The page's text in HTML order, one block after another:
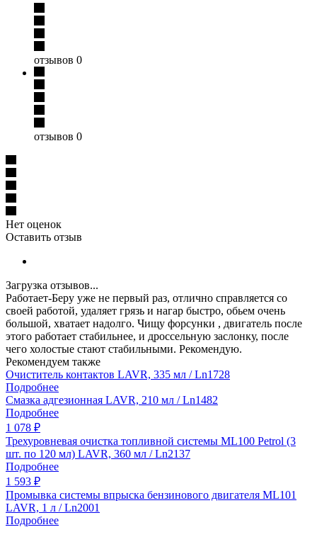
отзывов 0
отзывов 0
Нет оценок
Оставить отзыв
Загрузка отзывов...
Работает-Беру уже не первый раз, отлично справляется со
своей работой, удаляет грязь и нагар быстро, обьем очень
большой, хватает надолго. Чищу форсунки , двигатель после
этого работает стабильнее, и дроссельную заслонку, после
чего холостые стают стабильными. Рекомендую.
Рекомендуем также
Очиститель контактов LAVR, 335 мл / Ln1728
Подробнее
Смазка адгезионная LAVR, 210 мл / Ln1482
Подробнее
1 078 ₽
Трехуровневая очистка топливной системы ML100 Petrol (3
шт. по 120 мл) LAVR, 360 мл / Ln2137
Подробнее
1 593 ₽
Промывка системы впрыска бензинового двигателя ML101
LAVR, 1 л / Ln2001
Подробнее